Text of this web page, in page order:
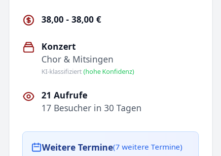
38,00 - 38,00 €
Konzert
Chor & Mitsingen
KI-klassifiziert(hohe Konfidenz)
21 Aufrufe
17 Besucher in 30 Tagen
Weitere Termine(7 weitere Termine)